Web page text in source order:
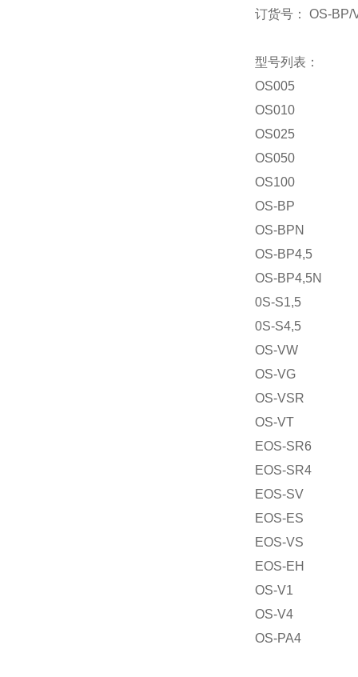
订货号： OS-BP/
型号列表：
OS005
OS010
OS025
OS050
OS100
OS-BP
OS-BPN
OS-BP4,5
OS-BP4,5N
0S-S1,5
0S-S4,5
OS-VW
OS-VG
OS-VSR
OS-VT
EOS-SR6
EOS-SR4
EOS-SV
EOS-ES
EOS-VS
EOS-EH
OS-V1
OS-V4
OS-PA4